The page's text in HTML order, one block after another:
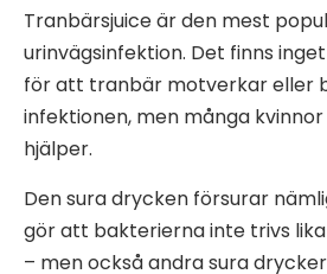
Tranbärsjuice är den mest
urinvägsinfektion. Det finns
för att tranbär motverkar eller
infektionen, men många
hjälper.
Den sura drycken försurar
gör att bakterierna inte trivs
– men också andra sura